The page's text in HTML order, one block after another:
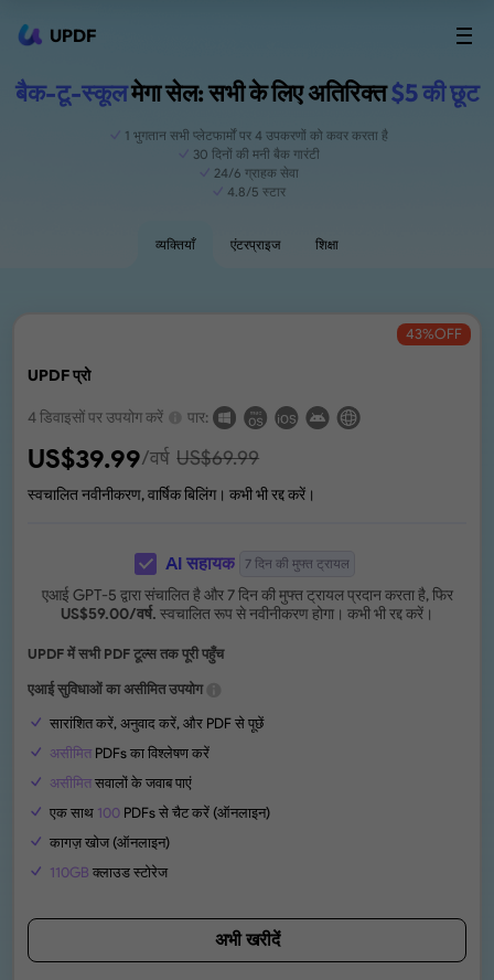
UPDF
बैक-टू-स्कूलमेगा सेल: सभी के लिए अतिरिक्त$5 की छूट
1 भुगतान सभी प्लेटफार्मों पर 4 उपकरणों को कवर करता है
30 दिनों की मनी बैक गारंटी
24/6 ग्राहक सेवा
4.8/5 स्टार
व्यक्तियाँ एंटरप्राइज शिक्षा
UPDF प्रो
43%OFF
4 डिवाइसों पर उपयोग करें पार:
US$39.99/वर्ष US$69.99
स्वचालित नवीनीकरण, वार्षिक बिलिंग। कभी भी रद्द करें।
AI सहायक 7 दिन की मुफ्त ट्रायल
एआई GPT-5 द्वारा संचालित है और 7 दिन की मुफ्त ट्रायल प्रदान करता है, फिर
US$59.00/वर्ष. स्वचालित रूप से नवीनीकरण होगा। कभी भी रद्द करें।
UPDF में सभी PDF टूल्स तक पूरी पहुँच
एआई सुविधाओं का असीमित उपयोग
सारांशित करें, अनुवाद करें, और PDF से पूछें
असीमित PDFs का विश्लेषण करें
असीमित सवालों के जवाब पाएं
एक साथ 100 PDFs से चैट करें (ऑनलाइन)
कागज़ खोज (ऑनलाइन)
110GB क्लाउड स्टोरेज
अभी खरीदें